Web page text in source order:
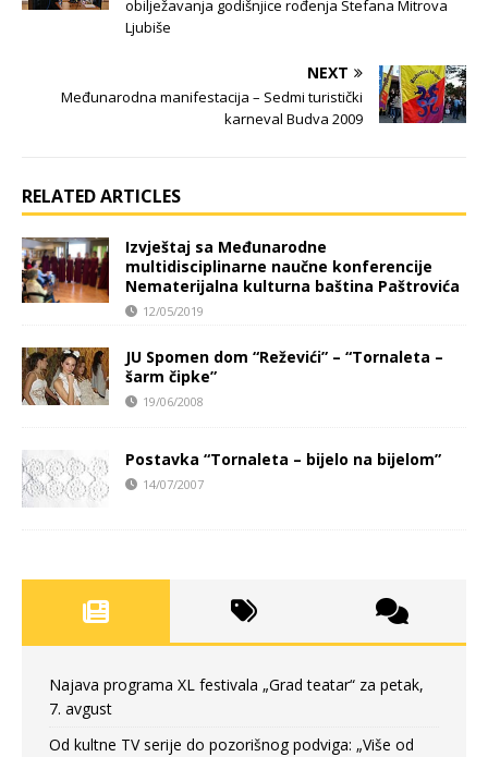
obilježavanja godišnjice rođenja Stefana Mitrova
Ljubiše
NEXT
Međunarodna manifestacija – Sedmi turistički
karneval Budva 2009
RELATED ARTICLES
Izvještaj sa Međunarodne
multidisciplinarne naučne konferencije
Nematerijalna kulturna baština Paštrovića
12/05/2019
JU Spomen dom “Reževići” – “Tornaleta –
šarm čipke”
19/06/2008
Postavka “Tornaleta – bijelo na bijelom”
14/07/2007
Najava programa XL festivala „Grad teatar“ za petak,
7. avgust
Od kultne TV serije do pozorišnog podviga: „Više od